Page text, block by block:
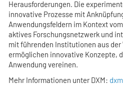
Herausforderungen. Die
innovative Prozesse mit
Anwendungsfeldern im Kontext
aktives Forschungsnetzwerk und
mit führenden Institutionen aus
ermöglichen innovative Konzepte,
Anwendung vereinen.
Mehr Informationen unter DXM: